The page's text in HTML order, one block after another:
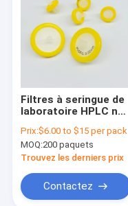
Filtres à seringue de
laboratoire HPLC non
seringue PVDF
Prix:$6.00 to $15 per pack
MOQ:200 paquets
Trouvez les derniers prix
Contactez